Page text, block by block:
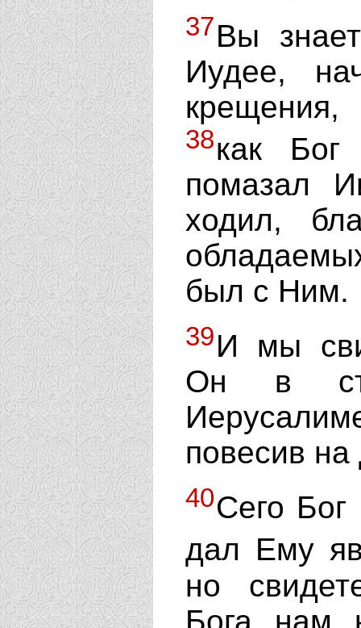
37Вы
Иудее,
крещения,
38как
помазал
ходил,
был с Ним.
39И мы
Он в
повесив на
40Сего Бог
дал Ему
но
Бога, нам,